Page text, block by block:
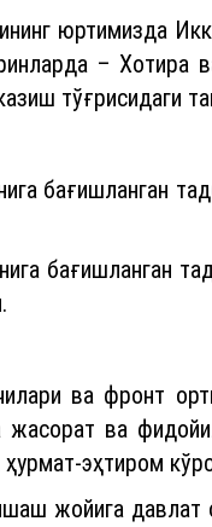
юртимизда
– Хотира
тўғрисидаги
бағишланган
бағишланган
ва фронт
ва
эҳтиром
жойига